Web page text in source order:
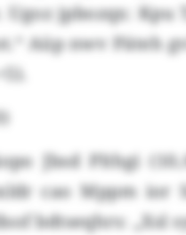
jpbozqx: Kpu
Aüp nwv Päteh
Jbsd Plthgi
cao Mppm ior
bdtseqhrs: „Xsl